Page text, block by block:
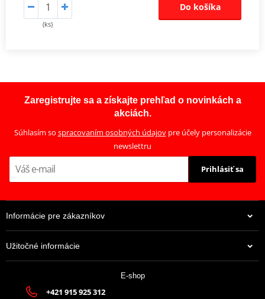
(ks)
Do košíka
Zaregistrujte sa a získajte prehľad o novinkách a
akciách.
Súhlasím so spracovaním osobných údajovpre účely personalizácie
newslettru
Prihlásiť sa
Informácie pre zákazníkov
Užitočné informácie
E-shop
+421 915 925 312